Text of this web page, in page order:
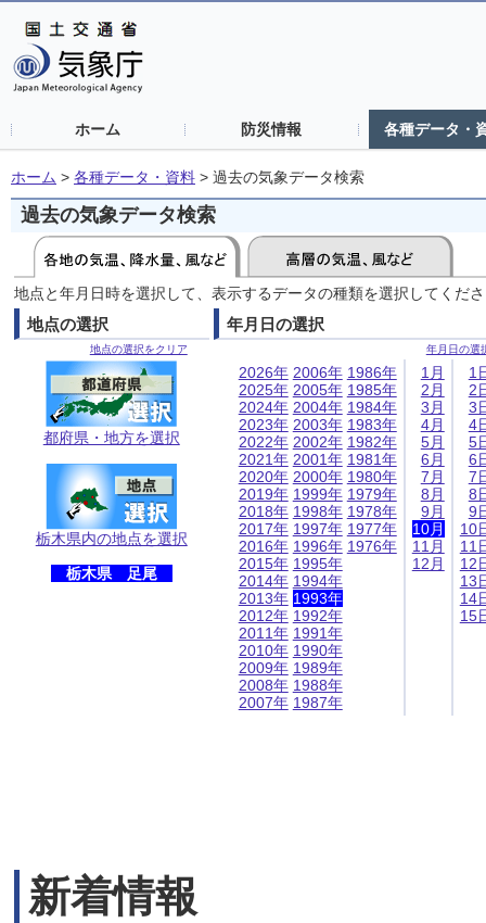
ホーム 防災情報 各種データ・
ホーム > 各種データ・資料 > 過去の気象データ検索
過去の気象データ検索
地点と年月日時を選択して、表示するデータの種類を選択してくだ
地点の選択
地点の選択をクリア
都府県・地方を選択
栃木県内の地点を選択
栃木県 足尾
年月日の選択
年月日の選
2026年
2025年
2024年
2023年
2022年
2021年
2020年
2019年
2018年
2017年
2016年
2015年
2014年
2013年
2012年
2011年
2010年
2009年
2008年
2007年
2006年
2005年
2004年
2003年
2002年
2001年
2000年
1999年
1998年
1997年
1996年
1995年
1994年
1993年
1992年
1991年
1990年
1989年
1988年
1987年
1986年
1985年
1984年
1983年
1982年
1981年
1980年
1979年
1978年
1977年
1976年
1月
2月
3月
4月
5月
6月
7月
8月
9月
10月
11月
12月
1
2
3
4
5
6
7
8
9
10
11
12
13
14
15
新着情報